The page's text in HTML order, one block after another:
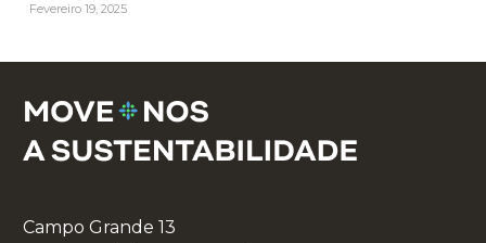
Fevereiro 19, 2025
Campo Grande 13